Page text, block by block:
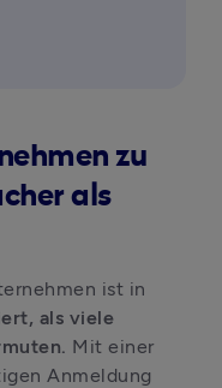
zu
als
ist in
als viele
Mit einer
Anmeldung